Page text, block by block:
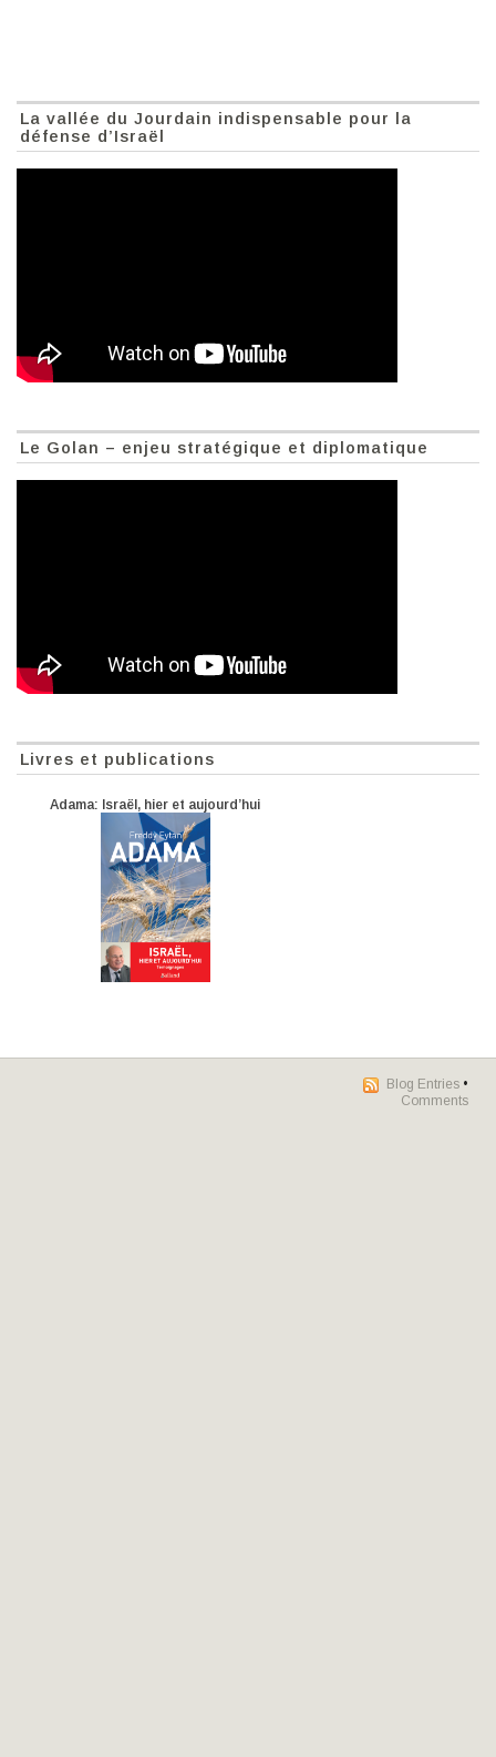
La vallée du Jourdain indispensable pour la
défense d’Israël
Le Golan – enjeu stratégique et diplomatique
Livres et publications
Adama: Israël, hier et aujourd’hui
Blog Entries •
Comments